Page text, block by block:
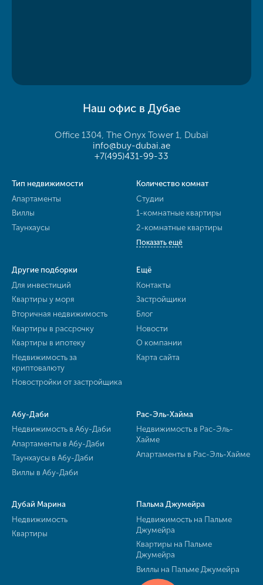
Наш офис в Дубае
Office 1304, The Onyx Tower 1, Dubai
info@buy-dubai.ae
+7(495)431-99-33
Тип недвижимости
Апартаменты
Виллы
Таунхаусы
Количество комнат
Студии
1-комнатные квартиры
2-комнатные квартиры
Показать ещё
Другие подборки
Для инвестиций
Квартиры у моря
Вторичная недвижимость
Квартиры в рассрочку
Квартиры в ипотеку
Недвижимость за
криптовалюту
Новостройки от застройщика
Ещё
Контакты
Застройщики
Блог
Новости
О компании
Карта сайта
Абу-Даби
Недвижимость в Абу-Даби
Апартаменты в Абу-Даби
Таунхаусы в Абу-Даби
Виллы в Абу-Даби
Рас-Эль-Хайма
Недвижимость в Рас-Эль-
Хайме
Апартаменты в Рас-Эль-Хайме
Дубай Марина
Недвижимость
Квартиры
Пальма Джумейра
Недвижимость на Пальме
Джумейра
Квартиры на Пальме
Джумейра
Виллы на Пальме Джумейра